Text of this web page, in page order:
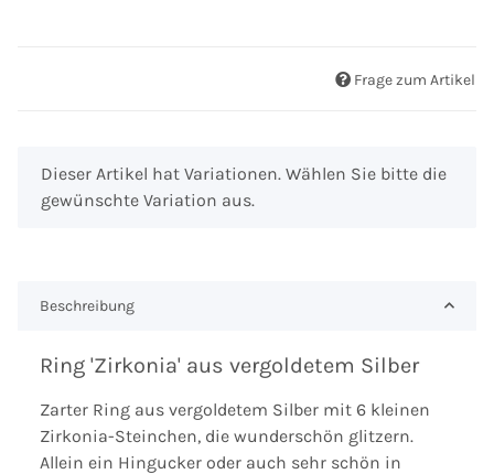
Frage zum Artikel
x
Dieser Artikel hat Variationen. Wählen Sie bitte die
gewünschte Variation aus.
Beschreibung
Ring 'Zirkonia' aus vergoldetem Silber
Zarter Ring aus vergoldetem Silber mit 6 kleinen
Zirkonia-Steinchen, die wunderschön glitzern.
Allein ein Hingucker oder auch sehr schön in